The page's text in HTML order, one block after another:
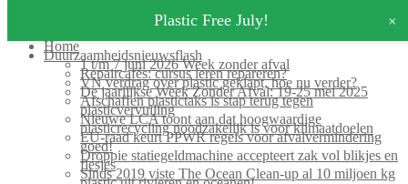
Home
Duurzaamheidsnieuwsflash
1 t/m 7 juni 2026 Week zonder afval
Repaircafés: cursus leren repareren?
VN verdrag over plastic geklapt, hoe nu verder?
De jaarlijkse Week Zonder Afval: 19-25 mei 2025
Afschaffen plastictaks is stap terug tegen
plasticvervuiling
Nieuwe LCA toont aan dat hoogwaardige
plasticrecycling noodzakelijk is voor klimaatdoelen
EU-raad keurt PPWR regels voor afvalvermindering
goed!
Droppie statiegeldmachine accepteert zak vol blikjes en
flesjes
Sinds 2019 viste The Ocean Clean-up al 10 miljoen kg
Plastic Free July! +